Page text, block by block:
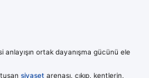
anlayışın ortak dayanışma gücünü ele
siyaset arenası, çıkıp, kentlerin,